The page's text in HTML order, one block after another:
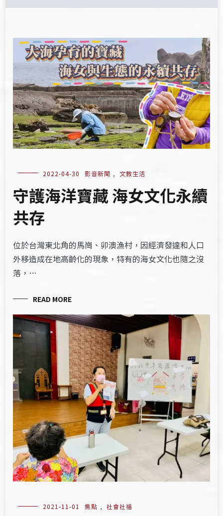
2022-04-30 影音新聞 , 文教生活
守護海洋寶藏 海女文化永續
共存
位於台灣東北角的馬崗、卯澳漁村，因經濟發達和人口
外移造成在地高齡化的現象，特有的海女文化也隨之沒
落，…
READ MORE
2021-11-01 焦點 , 社會社福